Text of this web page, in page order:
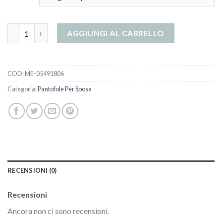
AGGIUNGI AL CARRELLO
COD:ME-05491806
Categoria:Pantofole Per Sposa
RECENSIONI (0)
Recensioni
Ancora non ci sono recensioni.